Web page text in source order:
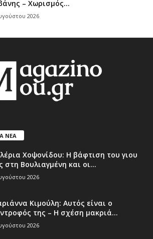
– Χωρισμός...
2026
ΝΕΑ
Χοψονίδου: Η βάφτιση του γιου
στη Βουλιαγμένη και οι...
2026
Κιμούλη: Αυτός είναι ο
της – Η σχέση μακριά...
2026